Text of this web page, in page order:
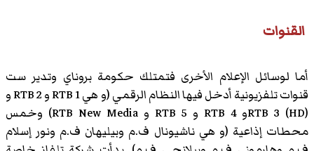
القنوات
أما لوسائل الإعلام الأخرى فتمتلك حكومة بروناي وتدير ست
قنوات تلفزيونية أدخل فيها النظام الرقمي (و هي RTB 1 و RTB 2 و
RTB 3 (HD)و RTB 4 و RTB 5 و RTB New Media) وخمس
محطات إذاعية (و هي ناشيونال ف.م وبيليهان ف.م ونور إسلام